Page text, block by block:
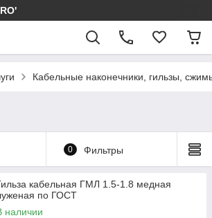
Кабельные наконечники, гильзы,
0 Фильтры
кабельная ГМЛ 1.5-1.8 медная
по ГОСТ
наличии